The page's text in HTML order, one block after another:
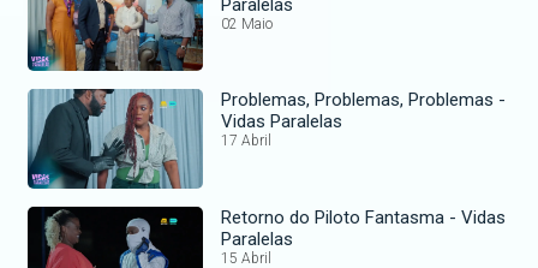
Paralelas
02 Maio
Problemas, Problemas, Problemas -
Vidas Paralelas
17 Abril
Retorno do Piloto Fantasma - Vidas
Paralelas
15 Abril